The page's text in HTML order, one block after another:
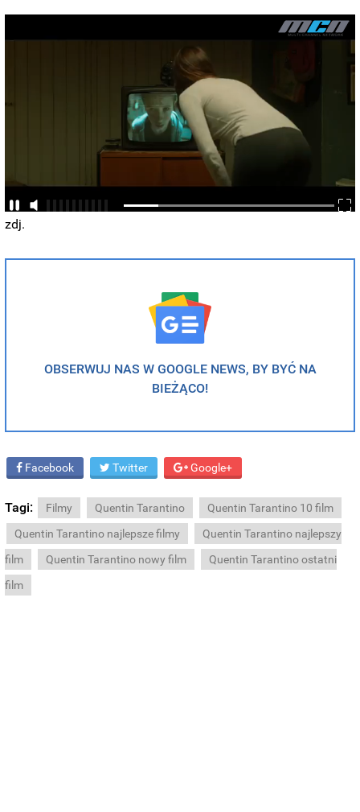
zdj.
OBSERWUJ NAS W GOOGLE NEWS, BY BYĆ NA
BIEŻĄCO!
Facebook Twitter Google+
Tagi: Filmy Quentin Tarantino
Quentin Tarantino 10 film
Quentin Tarantino najlepsze filmy
Quentin Tarantino najlepszy
film
Quentin Tarantino nowy film
Quentin Tarantino ostatni
film